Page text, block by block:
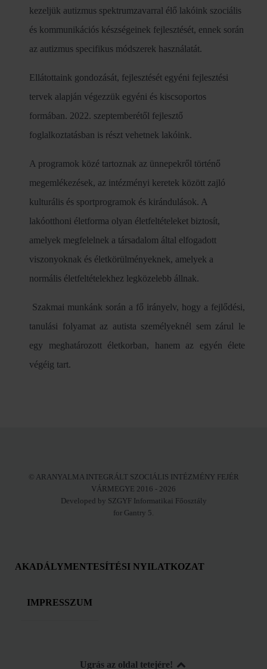
kezeljük autizmus spektrumzavarral élő lakóink szociális
és kommunikációs készségeinek fejlesztését, ennek során
az autizmus specifikus módszerek használatát.
Ellátottaink gondozását, fejlesztését egyéni fejlesztési
tervek alapján végezzük egyéni és kiscsoportos
formában. 2022. szeptemberétől fejlesztő
foglalkoztatásban is részt vehetnek lakóink.
A programok közé tartoznak az ünnepekről történő
megemlékezések, az intézményi keretek között zajló
kulturális és sportprogramok és kirándulások. A
lakóotthoni életforma olyan életfeltételeket biztosít,
amelyek megfelelnek a társadalom által elfogadott
viszonyoknak és életkörülményeknek, amelyek a
normális életfeltételekhez legközelebb állnak.
Szakmai munkánk során a fő irányelv, hogy a fejlődési,
tanulási folyamat az autista személyeknél sem zárul le
egy meghatározott életkorban, hanem az egyén élete
végéig tart.
© ARANYALMA INTEGRÁLT SZOCIÁLIS INTÉZMÉNY FEJÉR
VÁRMEGYE 2016 - 2026
Developed by SZGYF Informatikai Főosztály
for Gantry 5.
AKADÁLYMENTESÍTÉSI NYILATKOZAT
IMPRESSZUM
Ugrás az oldal tetejére!